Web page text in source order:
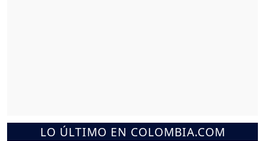
LO ÚLTIMO EN COLOMBIA.COM